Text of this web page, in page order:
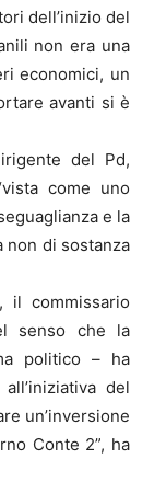
dell’inizio del
non era una
economici, un
avanti si è
del Pd,
come uno
e la
non di sostanza
il commissario
senso che la
politico – ha
del
un’inversione
Conte 2”, ha